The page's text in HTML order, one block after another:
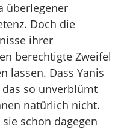
überlegener
Doch die
ihrer
berechtigte Zweifel
lassen. Dass Yanis
so unverblümt
natürlich nicht.
schon dagegen